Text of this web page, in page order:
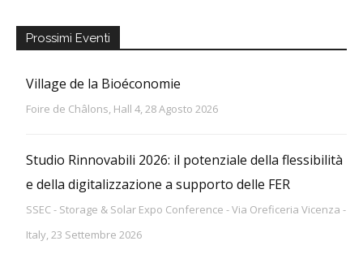
Prossimi Eventi
Village de la Bioéconomie
Foire de Châlons, Hall 4, 28 Agosto 2026
Studio Rinnovabili 2026: il potenziale della flessibilità
e della digitalizzazione a supporto delle FER
SSEC - Storage & Solar Expo Conference - Via Oreficeria Vicenza -
Italy, 23 Settembre 2026